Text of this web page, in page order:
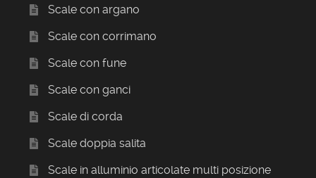
Scale con argano
Scale con corrimano
Scale con fune
Scale con ganci
Scale di corda
Scale doppia salita
Scale in alluminio articolate multi posizione